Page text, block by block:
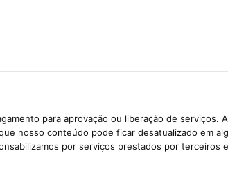
para aprovação ou liberação de serviços.
nosso conteúdo pode ficar desatualizado em
por serviços prestados por terceiros